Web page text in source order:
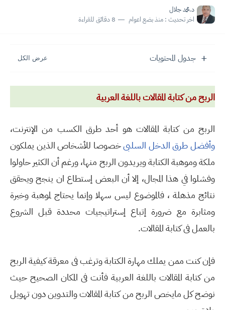
د.محمد جلال
اخر تحديث : منذ بضع اعوام 8 دقائق للقراءة
جدول المحتويات
الربح من كتابة المقالات باللغة العربية
الربح من كتابة المقالات هو أحد طرق الكسب من الإنترنت،
وأفضل طرق الدخل السلبىخصوصا للأشخاص الذين يملكون
ملكة وموهبة الكتابة ويريدون الربح منها، ورغم أن الكثير حاولوا
وفشلوا في هذا المجال، إلا أن البعض إستطاع ان ينجح ويحقق
نتائج مذهلة ، فالموضوع ليس سهلا وإنما يحتاج لموهبة وخبرة
ومثابرة مع ضرورة إتباع إستراتيجيات محددة قبل الشروع
بالعمل فى كتابة المقالات.
فإن كنت ممن يملك مهارة الكتابة وترغب فى معرقة كيفية الربح
من كتابة المقالات باللغة العربية فأنت فى المكان الصحيح حيث
نوضح كل مايخص الربح من كتابة المقالات والتدوين دون تهويل